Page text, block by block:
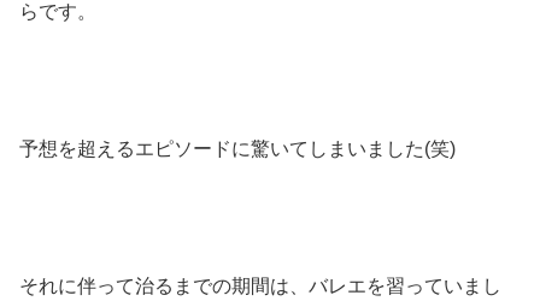
らです。
予想を超えるエピソードに驚いてしまいました(笑)
それに伴って治るまでの期間は、バレエを習っていまし